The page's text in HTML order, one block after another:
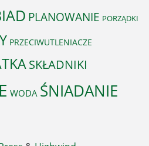
PLANOWANIE PORZĄDKI
PRZECIWUTLENIACZE
SKŁADNIKI
WODA ŚNIADANIE